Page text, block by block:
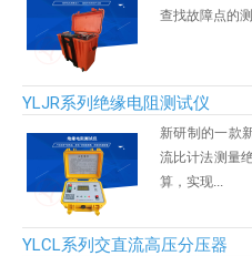
查找故障点的
YLJR系列绝缘电阻测试仪
新研制的一款
流比计法测量
算，实现...
YLCL系列交直流高压分压器